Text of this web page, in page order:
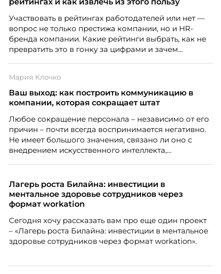
Участвовать в рейтингах работодателей или нет —
вопрос не только престижа компании, но и HR-
бренда компании. Какие рейтинги выбрать, как не
превратить это в гонку за цифрами и зачем
Чеснокова, HR-директор Right line.
Мария Клочко
Ваш выход: как построить коммуникацию в
компании, которая сокращает штат
Любое сокращение персонала – независимо от его
причин – почти всегда воспринимается негативно.
Не имеет большого значения, связано ли оно с
внедрением искусственного интеллекта,
структуры компании. Для сотрудников сокращения
означают потерю стабильности, а для внешнего
рынка становятся сигналом о возможных
нередко превращаются в фактор, который
негативно влияет HR-бренд работодателя.
Лагерь роста Билайна: инвестиции в
ментальное здоровье сотрудников через
формат workation
Сегодня хочу рассказать вам про еще один проект
– «Лагерь роста Билайна: инвестиции в ментальное
здоровье сотрудников через формат workation».